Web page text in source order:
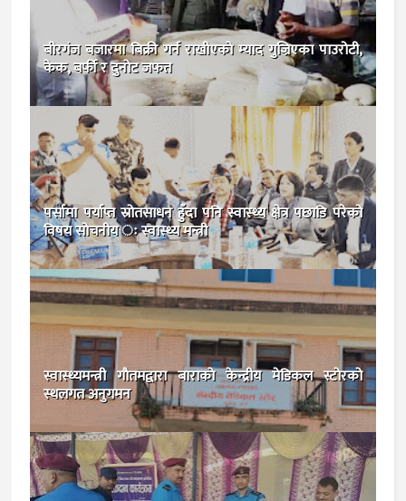
बीरगंज बजारमा बिक्री गर्न राखीएकाे म्याद गुज्रिएका पाउरोटी,
केक, बर्फी र दुनोट जफत
पर्सामा पर्याप्त स्रोतसाधन हुँदा पनि स्वास्थ्य क्षेत्र पछाडि परेको
विषय सोचनीय ः स्वास्थ्य मन्त्री
स्वास्थ्यमन्त्री गाैतमद्वारा बाराकाे केन्द्रीय मेडिकल स्टोरको
स्थलगत अनुगमन